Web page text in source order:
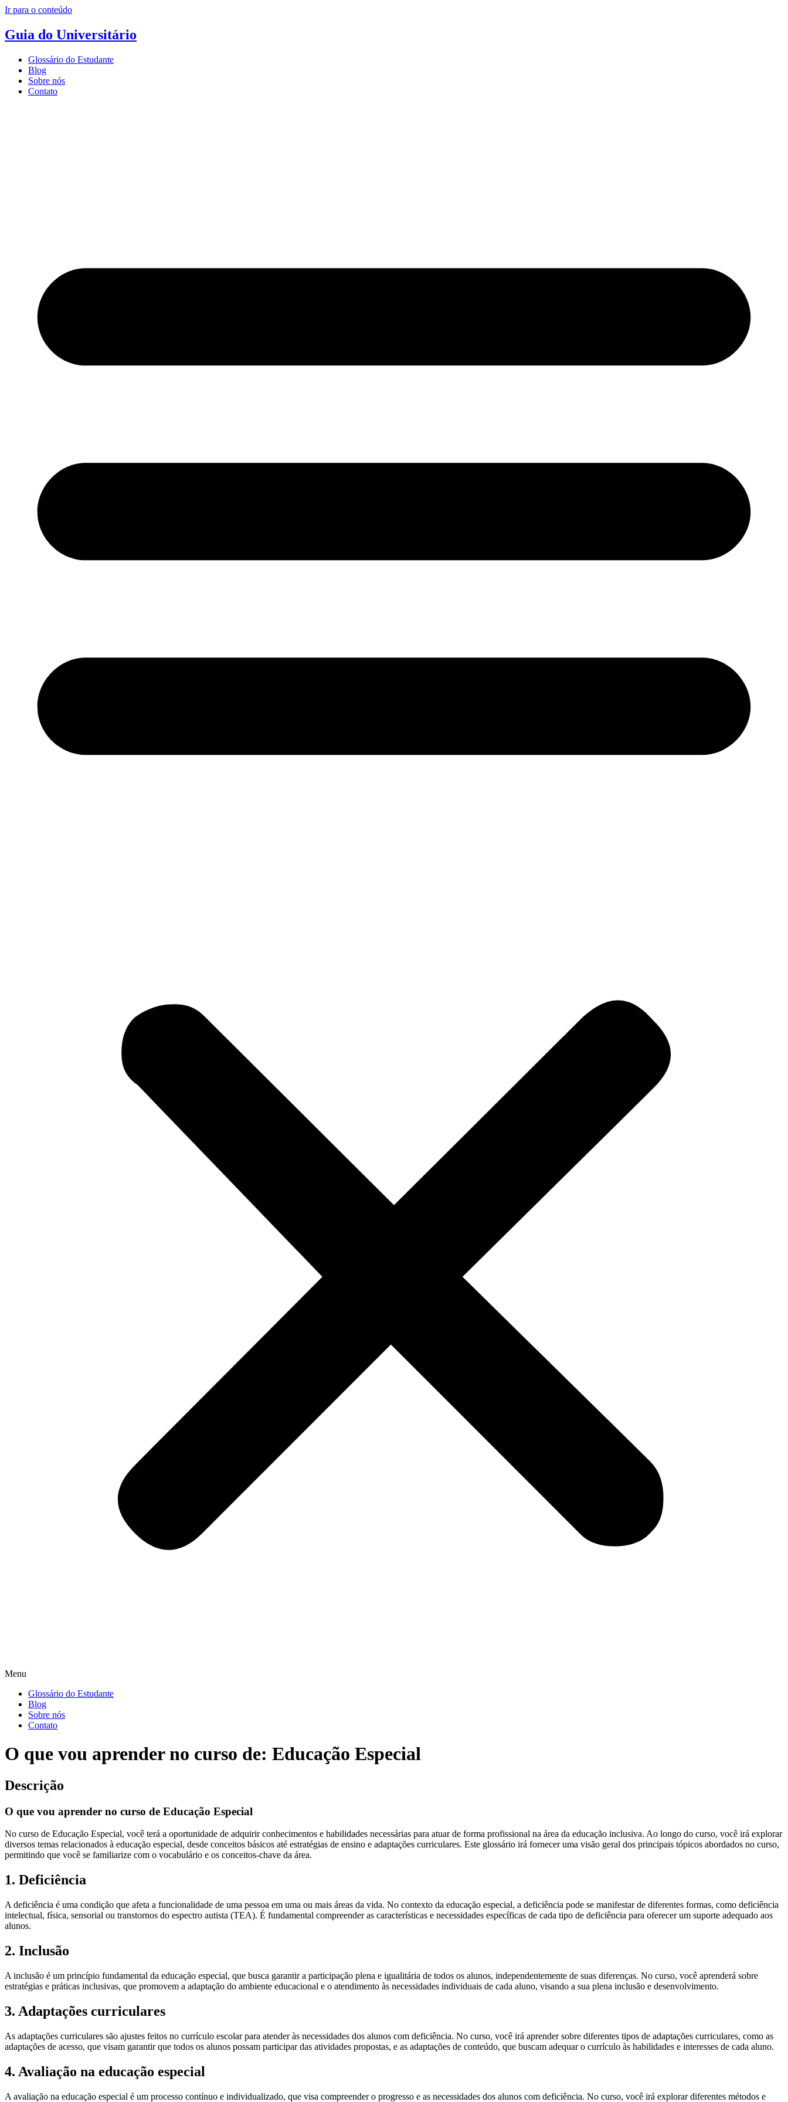
Ir para o conteúdo
Guia do Universitário
Glossário do Estudante
Blog
Sobre nós
Contato
Menu
Glossário do Estudante
Blog
Sobre nós
Contato
O que vou aprender no curso de: Educação Especial
Descrição
O que vou aprender no curso de Educação Especial
No curso de Educação Especial, você terá a oportunidade de adquirir conhecimentos e habilidades necessárias para atuar de forma profissional na área da educação inclusiva. Ao longo do curso, você irá explorar
diversos temas relacionados à educação especial, desde conceitos básicos até estratégias de ensino e adaptações curriculares. Este glossário irá fornecer uma visão geral dos principais tópicos abordados no curso,
permitindo que você se familiarize com o vocabulário e os conceitos-chave da área.
1. Deficiência
A deficiência é uma condição que afeta a funcionalidade de uma pessoa em uma ou mais áreas da vida. No contexto da educação especial, a deficiência pode se manifestar de diferentes formas, como deficiência
intelectual, física, sensorial ou transtornos do espectro autista (TEA). É fundamental compreender as características e necessidades específicas de cada tipo de deficiência para oferecer um suporte adequado aos
alunos.
2. Inclusão
A inclusão é um princípio fundamental da educação especial, que busca garantir a participação plena e igualitária de todos os alunos, independentemente de suas diferenças. No curso, você aprenderá sobre
estratégias e práticas inclusivas, que promovem a adaptação do ambiente educacional e o atendimento às necessidades individuais de cada aluno, visando a sua plena inclusão e desenvolvimento.
3. Adaptações curriculares
As adaptações curriculares são ajustes feitos no currículo escolar para atender às necessidades dos alunos com deficiência. No curso, você irá aprender sobre diferentes tipos de adaptações curriculares, como as
adaptações de acesso, que visam garantir que todos os alunos possam participar das atividades propostas, e as adaptações de conteúdo, que buscam adequar o currículo às habilidades e interesses de cada aluno.
4. Avaliação na educação especial
A avaliação na educação especial é um processo contínuo e individualizado, que visa compreender o progresso e as necessidades dos alunos com deficiência. No curso, você irá explorar diferentes métodos e